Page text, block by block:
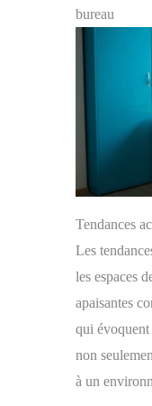
bureau
Tendances
Les
les espaces
apaisantes
qui évoquent
non
à un